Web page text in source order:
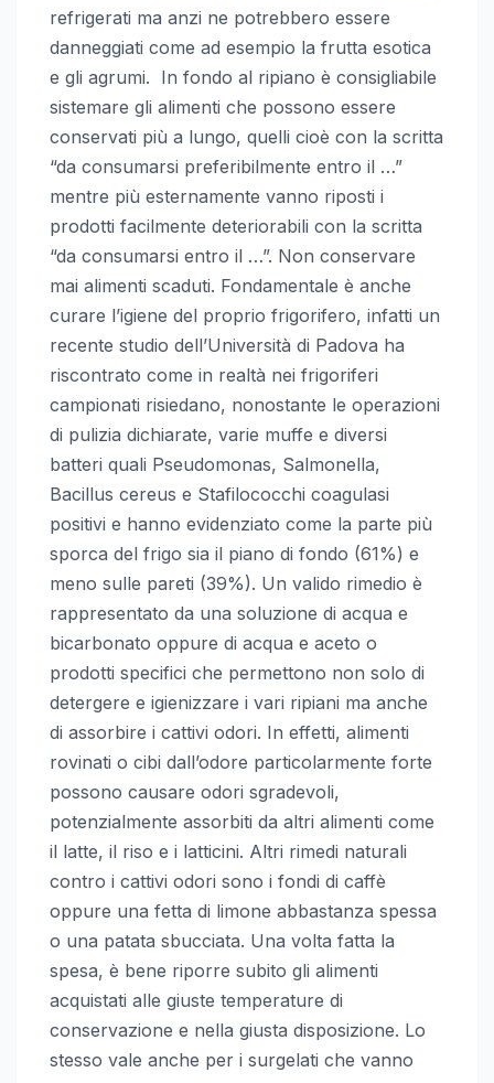
refrigerati ma anzi ne potrebbero essere
danneggiati come ad esempio la frutta esotica
e gli agrumi. In fondo al ripiano è consigliabile
sistemare gli alimenti che possono essere
conservati più a lungo, quelli cioè con la scritta
“da consumarsi preferibilmente entro il …”
mentre più esternamente vanno riposti i
prodotti facilmente deteriorabili con la scritta
“da consumarsi entro il …”. Non conservare
mai alimenti scaduti. Fondamentale è anche
curare l’igiene del proprio frigorifero, infatti un
recente studio dell’Università di Padova ha
riscontrato come in realtà nei frigoriferi
campionati risiedano, nonostante le operazioni
di pulizia dichiarate, varie muffe e diversi
batteri quali Pseudomonas, Salmonella,
Bacillus cereus e Stafilococchi coagulasi
positivi e hanno evidenziato come la parte più
sporca del frigo sia il piano di fondo (61%) e
meno sulle pareti (39%). Un valido rimedio è
rappresentato da una soluzione di acqua e
bicarbonato oppure di acqua e aceto o
prodotti specifici che permettono non solo di
detergere e igienizzare i vari ripiani ma anche
di assorbire i cattivi odori. In effetti, alimenti
rovinati o cibi dall’odore particolarmente forte
possono causare odori sgradevoli,
potenzialmente assorbiti da altri alimenti come
il latte, il riso e i latticini. Altri rimedi naturali
contro i cattivi odori sono i fondi di caffè
oppure una fetta di limone abbastanza spessa
o una patata sbucciata. Una volta fatta la
spesa, è bene riporre subito gli alimenti
acquistati alle giuste temperature di
conservazione e nella giusta disposizione. Lo
stesso vale anche per i surgelati che vanno